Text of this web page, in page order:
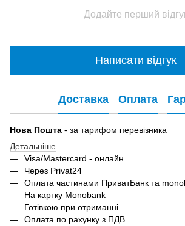
Додайте перший
Написати відгук
Доставка Оплата
Нова Пошта - за тарифом перевізника
Детальніше
Visa/Mastercard - онлайн
Через Privat24
Оплата частинами ПриватБанк та
На картку Monobank
Готівкою при отриманні
Оплата по рахунку з ПДВ